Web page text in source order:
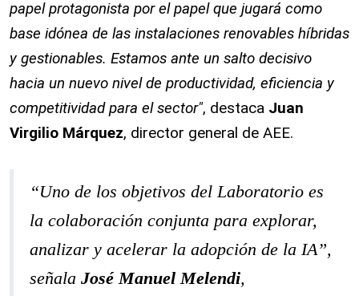
papel protagonista por el papel que jugará como
base idónea de las instalaciones renovables híbridas
y gestionables. Estamos ante un salto decisivo
hacia un nuevo nivel de productividad, eficiencia y
competitividad para el sector", destaca Juan
Virgilio Márquez, director general de AEE.
“Uno de los objetivos del Laboratorio es
la colaboración conjunta para explorar,
analizar y acelerar la adopción de la IA”,
señala José Manuel Melendi,